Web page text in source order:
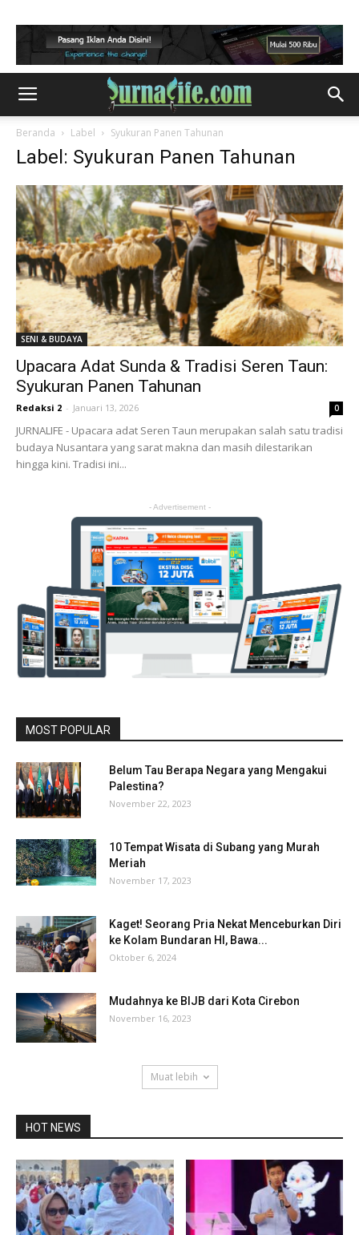
Beranda Label Syukuran Panen Tahunan
Label: Syukuran Panen Tahunan
SENI & BUDAYA
Upacara Adat Sunda & Tradisi Seren Taun:
Syukuran Panen Tahunan
Redaksi 2 - Januari 13, 2026 0
JURNALIFE - Upacara adat Seren Taun merupakan salah satu tradisi
budaya Nusantara yang sarat makna dan masih dilestarikan
hingga kini. Tradisi ini...
- Advertisement -
MOST POPULAR
Belum Tau Berapa Negara yang Mengakui
Palestina?
November 22, 2023
10 Tempat Wisata di Subang yang Murah
Meriah
November 17, 2023
Kaget! Seorang Pria Nekat Menceburkan Diri
ke Kolam Bundaran HI, Bawa...
Oktober 6, 2024
Mudahnya ke BIJB dari Kota Cirebon
November 16, 2023
Muat lebih
HOT NEWS